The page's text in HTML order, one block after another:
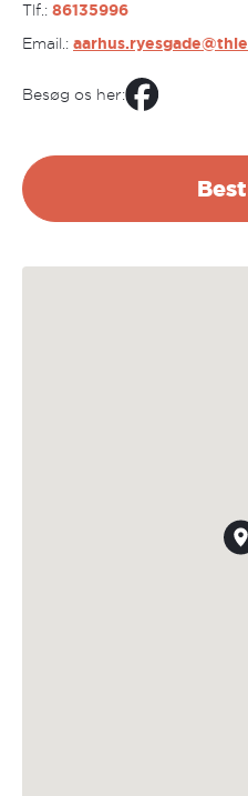
Tlf.: 86135996
Email.:
Besøg os her: